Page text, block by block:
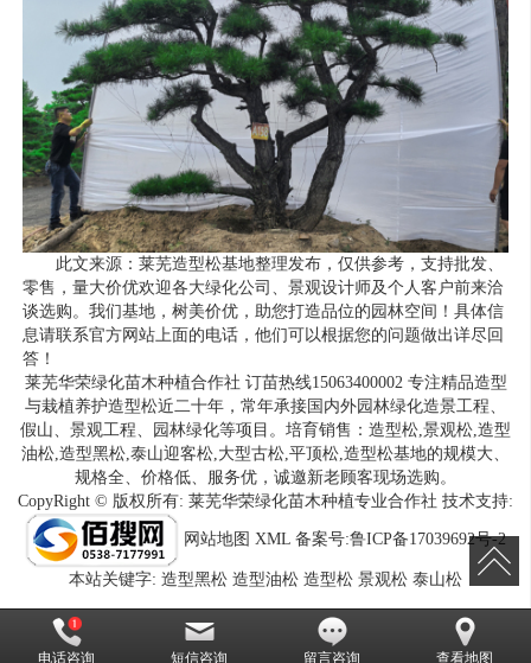
此文来源：莱芜造型松基地整理发布，仅供参考，支持批发、
零售，量大价优欢迎各大绿化公司、景观设计师及个人客户前来洽
谈选购。我们基地，树美价优，助您打造品位的园林空间！具体信
息请联系官方网站上面的电话，他们可以根据您的问题做出详尽回
答！
莱芜华荣绿化苗木种植合作社 订苗热线15063400002 专注精品造型
与栽植养护造型松近二十年，常年承接国内外园林绿化造景工程、
假山、景观工程、园林绿化等项目。培育销售： 造型松,景观松,造型
油松,造型黑松,泰山迎客松,大型古松,平顶松,造型松基地的规模大、
规格全、价格低、服务优，诚邀新老顾客现场选购。
CopyRight © 版权所有: 莱芜华荣绿化苗木种植专业合作社 技术支持:
网站地图 XML 备案号:鲁ICP备17039692号-2
本站关键字: 造型黑松 造型油松 造型松 景观松 泰山松
电话咨询 短信咨询 留言咨询 查看地图